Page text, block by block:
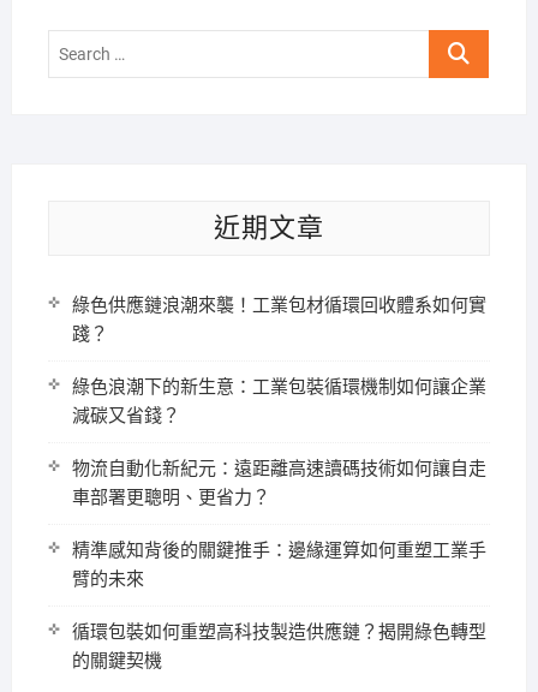
Search
近期文章
綠色供應鏈浪潮來襲！工業包材循環回收體系如何實
踐？
綠色浪潮下的新生意：工業包裝循環機制如何讓企業
減碳又省錢？
物流自動化新紀元：遠距離高速讀碼技術如何讓自走
車部署更聰明、更省力？
精準感知背後的關鍵推手：邊緣運算如何重塑工業手
臂的未來
循環包裝如何重塑高科技製造供應鏈？揭開綠色轉型
的關鍵契機